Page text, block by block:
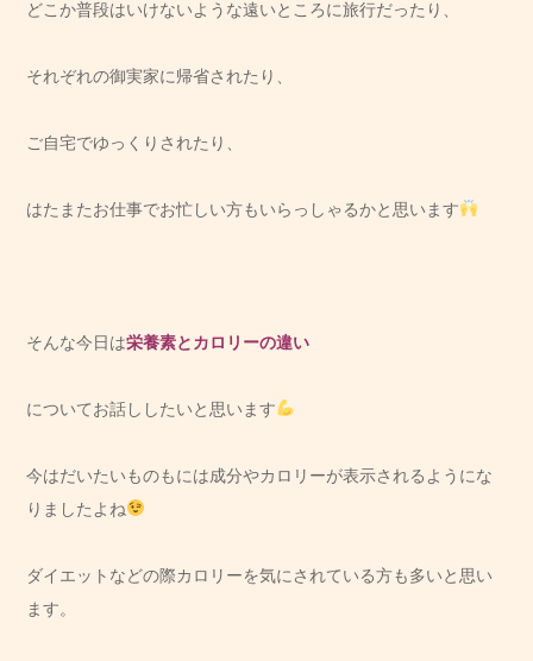
どこか普段はいけないような遠いところに旅行だったり、
それぞれの御実家に帰省されたり、
ご自宅でゆっくりされたり、
はたまたお仕事でお忙しい方もいらっしゃるかと思います
そんな今日は栄養素とカロリーの違い
についてお話ししたいと思います
今はだいたいものもには成分やカロリーが表示されるようにな
りましたよね
ダイエットなどの際カロリーを気にされている方も多いと思い
ます。